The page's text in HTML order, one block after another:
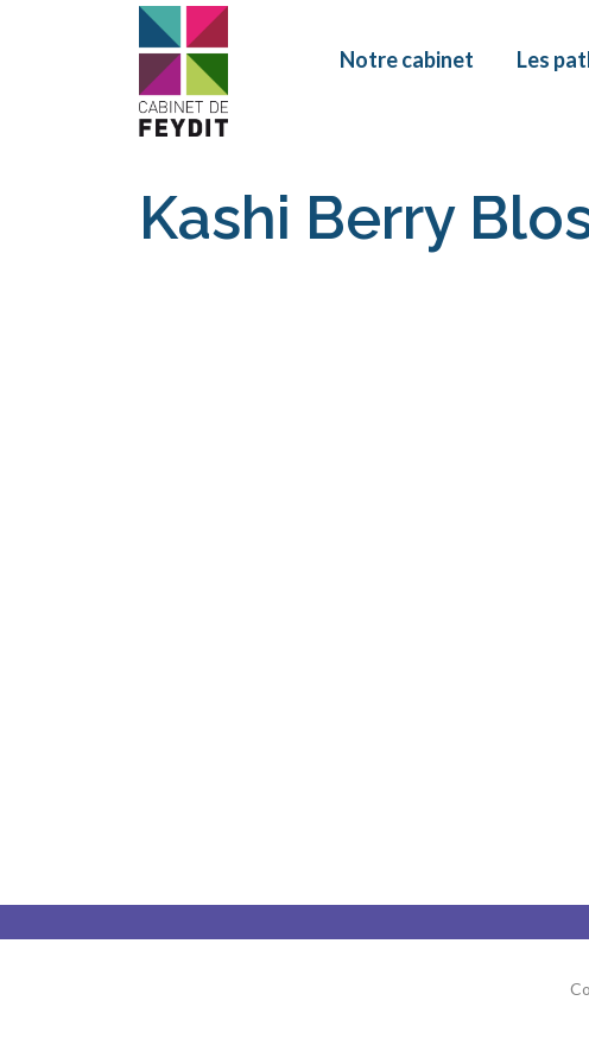
Notre cabinet Les
Kashi Berry